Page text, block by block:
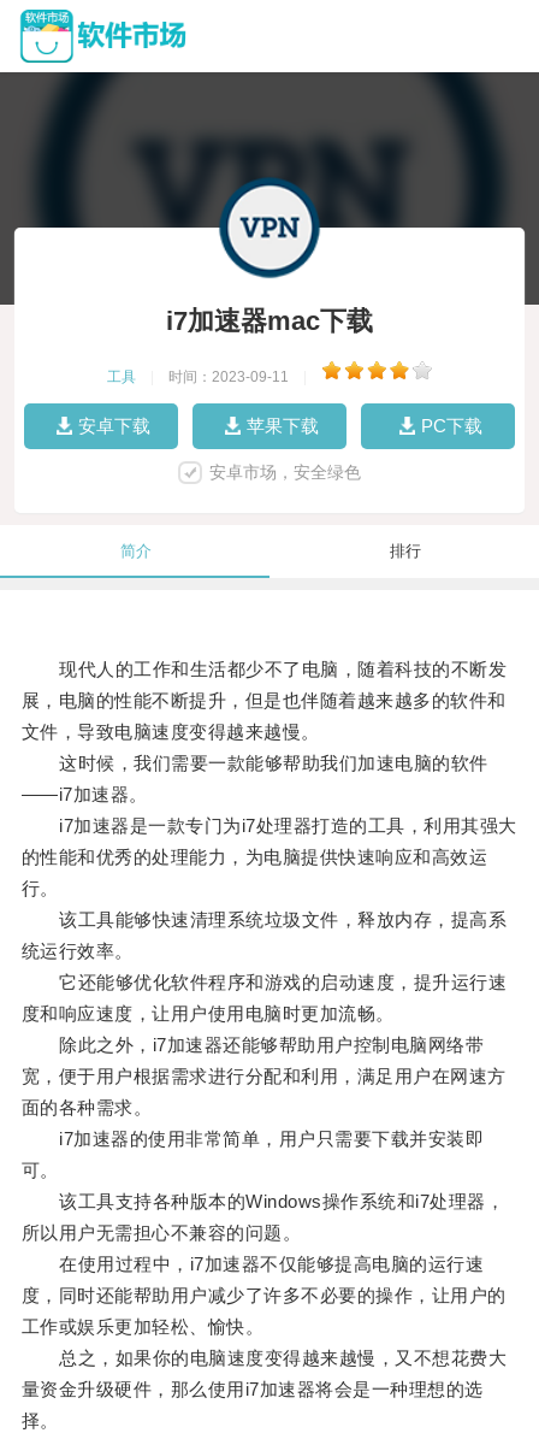
i7加速器mac下载
工具 时间：2023-09-11
安卓下载 苹果下载 PC下载
安卓市场，安全绿色
简介 排行
现代人的工作和生活都少不了电脑，随着科技的不断发
展，电脑的性能不断提升，但是也伴随着越来越多的软件和
文件，导致电脑速度变得越来越慢。
这时候，我们需要一款能够帮助我们加速电脑的软件
——i7加速器。
i7加速器是一款专门为i7处理器打造的工具，利用其强大
的性能和优秀的处理能力，为电脑提供快速响应和高效运
行。
该工具能够快速清理系统垃圾文件，释放内存，提高系
统运行效率。
它还能够优化软件程序和游戏的启动速度，提升运行速
度和响应速度，让用户使用电脑时更加流畅。
除此之外，i7加速器还能够帮助用户控制电脑网络带
宽，便于用户根据需求进行分配和利用，满足用户在网速方
面的各种需求。
i7加速器的使用非常简单，用户只需要下载并安装即
可。
该工具支持各种版本的Windows操作系统和i7处理器，
所以用户无需担心不兼容的问题。
在使用过程中，i7加速器不仅能够提高电脑的运行速
度，同时还能帮助用户减少了许多不必要的操作，让用户的
工作或娱乐更加轻松、愉快。
总之，如果你的电脑速度变得越来越慢，又不想花费大
量资金升级硬件，那么使用i7加速器将会是一种理想的选
择。